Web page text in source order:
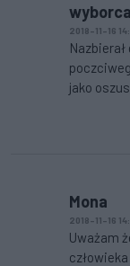
wyborca
2018-11-16
jako
Mona
2018-11-16
Uważam